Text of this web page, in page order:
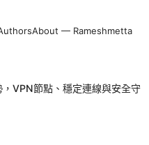
About — Rameshmetta
VPN節點、穩定連線與安全守